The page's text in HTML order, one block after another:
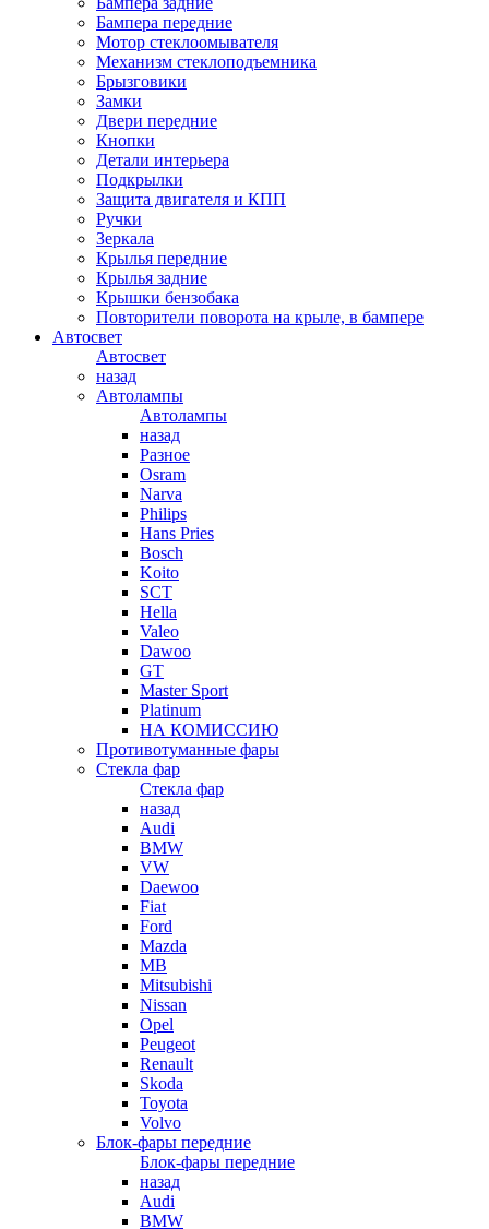
Бампера передние
Мотор стеклоомывателя
Механизм стеклоподъемника
Брызговики
Замки
Двери передние
Кнопки
Детали интерьера
Подкрылки
Защита двигателя и КПП
Ручки
Зеркала
Крылья передние
Крылья задние
Крышки бензобака
Повторители поворота на крыле, в бампере
Автосвет
Автосвет
назад
Автолампы
Автолампы
назад
Разное
Osram
Narva
Philips
Hans Pries
Bosch
Koito
SCT
Hella
Valeo
Dawoo
GT
Master Sport
Platinum
НА КОМИССИЮ
Противотуманные фары
Стекла фар
Стекла фар
назад
Audi
BMW
VW
Daewoo
Fiat
Ford
Mazda
MB
Mitsubishi
Nissan
Opel
Peugeot
Renault
Skoda
Toyota
Volvo
Блок-фары передние
Блок-фары передние
назад
Audi
BMW